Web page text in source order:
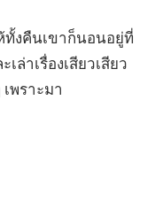
ทั้งคืนเขาก็นอนอยู่ที่
ล่าเรื่องเสียวเสียว
พราะมา